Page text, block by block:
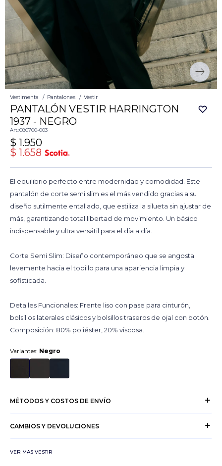
Vestimenta Pantalones Vestir
PANTALÓN VESTIR HARRINGTON
1937 - NEGRO
080700-003
$ 1.950
$ 1.658
El equilibrio perfecto entre modernidad y comodidad. Este
pantalón de corte semi slim es el más vendido gracias a su
diseño sutilmente entallado, que estiliza la silueta sin ajustar de
más, garantizando total libertad de movimiento. Un básico
indispensable y ultra versátil para el día a día.
Corte Semi Slim: Diseño contemporáneo que se angosta
levemente hacia el tobillo para una apariencia limpia y
sofisticada.
Detalles Funcionales: Frente liso con pase para cinturón,
bolsillos laterales clásicos y bolsillos traseros de ojal con botón.
Composición: 80% poliéster, 20% viscosa.
Variantes: Negro
MÉTODOS Y COSTOS DE ENVÍO
CAMBIOS Y DEVOLUCIONES
VER MAS VESTIR